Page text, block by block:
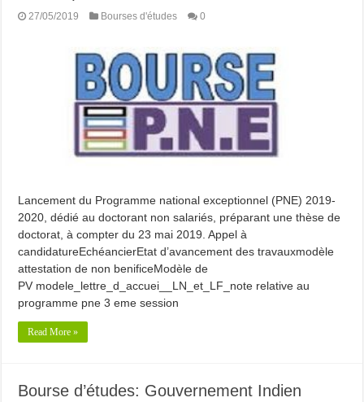
27/05/2019 Bourses d'études 0
Lancement du Programme national exceptionnel (PNE) 2019-
2020, dédié au doctorant non salariés, préparant une thèse de
doctorat, à compter du 23 mai 2019. Appel à
candidatureEchéancierEtat d’avancement des travauxmodèle
attestation de non benificeModèle de
PV modele_lettre_d_accuei__LN_et_LF_note relative au
programme pne 3 eme session
Read More »
Bourse d’études: Gouvernement Indien